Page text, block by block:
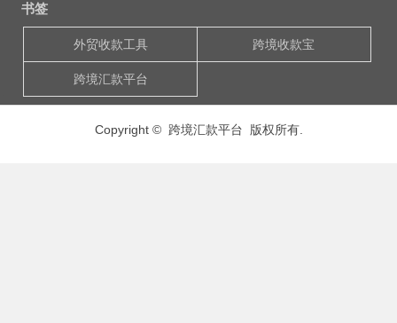
书签
外贸收款工具 跨境收款宝
跨境汇款平台
Copyright © 跨境汇款平台 版权所有.